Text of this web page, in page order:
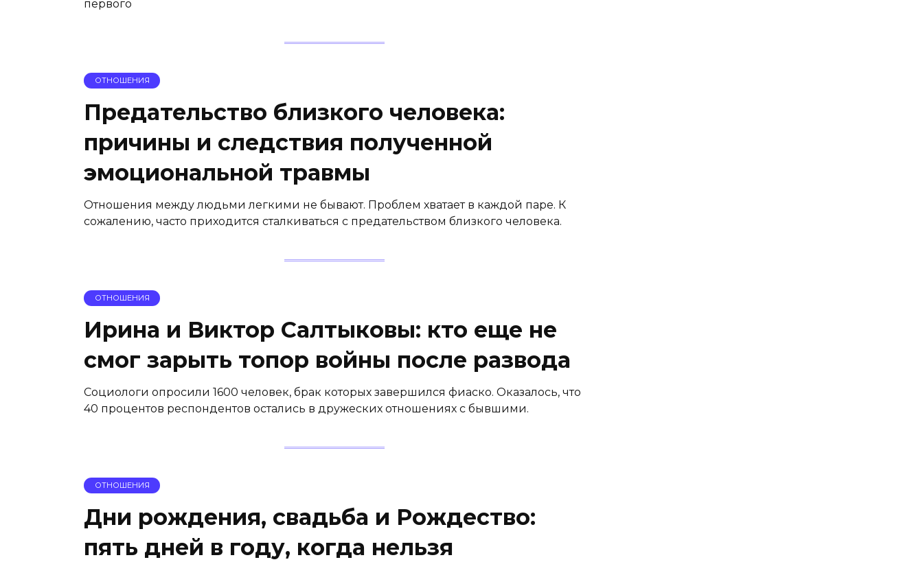
первого
ОТНОШЕНИЯ
Предательство близкого человека:
причины и следствия полученной
эмоциональной травмы
Отношения между людьми легкими не бывают. Проблем хватает в каждой паре. К
сожалению, часто приходится сталкиваться с предательством близкого человека.
ОТНОШЕНИЯ
Ирина и Виктор Салтыковы: кто еще не
смог зарыть топор войны после развода
Социологи опросили 1600 человек, брак которых завершился фиаско. Оказалось, что
40 процентов респондентов остались в дружеских отношениях с бывшими.
ОТНОШЕНИЯ
Дни рождения, свадьба и Рождество:
пять дней в году, когда нельзя